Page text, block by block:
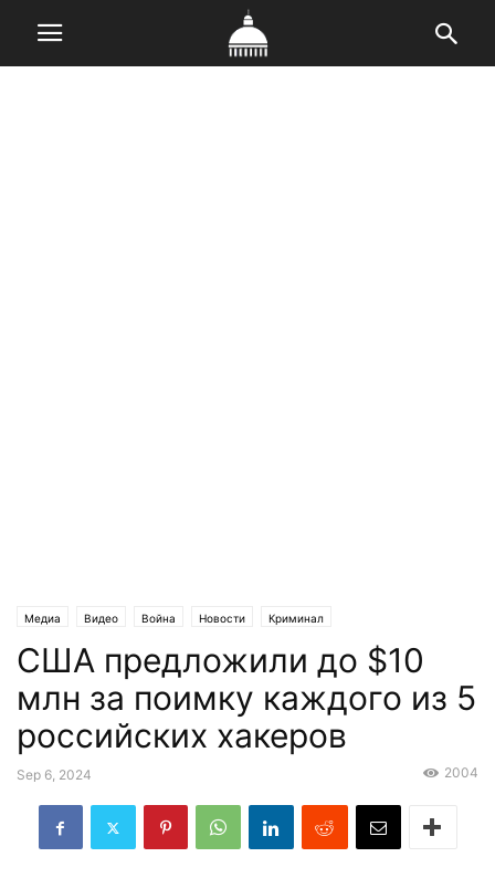
Медиа Видео Война Новости Криминал
США предложили до $10
млн за поимку каждого из 5
российских хакеров
Sep 6, 2024 2004